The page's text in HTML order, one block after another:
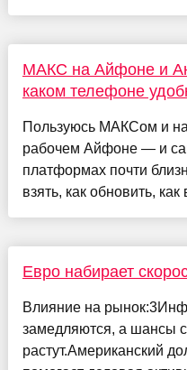
МАКС на Айфоне и
каком телефоне
Пользуюсь МАКСом и
рабочем Айфоне — и
платформах почти
взять, как обновить,
Евро набирает
Влияние на
замедляются, а шансы
растут.Американский